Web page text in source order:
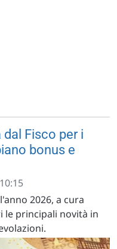
Fisco per i
bonus e
2026, a cura
le principali novità in